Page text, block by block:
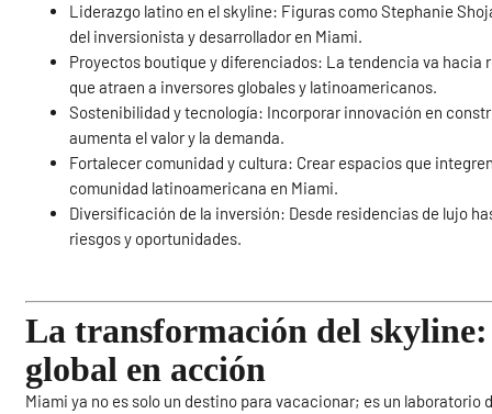
Liderazgo latino en el skyline: Figuras como Stephanie
del inversionista y desarrollador en Miami.
Proyectos boutique y diferenciados: La tendencia va
que atraen a inversores globales y latinoamericanos.
Sostenibilidad y tecnología: Incorporar innovación en
aumenta el valor y la demanda.
Fortalecer comunidad y cultura: Crear espacios que
comunidad latinoamericana en Miami.
Diversificación de la inversión: Desde residencias de lujo
riesgos y oportunidades.
La transformación del
global en acción
Miami ya no es solo un destino para vacacionar; es un